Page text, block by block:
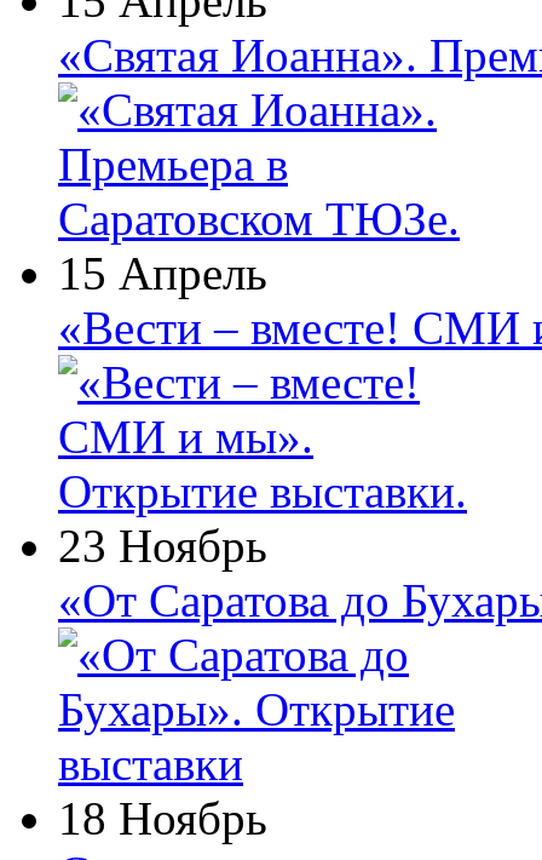
«Святая Иоанна».
15 Апрель
«Вести – вместе! СМИ
23 Ноябрь
«От Саратова до
18 Ноябрь